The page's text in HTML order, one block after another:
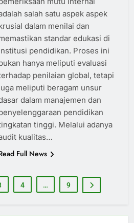
salah satu aspek aspek
dalam menilai dan
standar edukasi di
pendidikan. Proses ini
hanya meliputi evaluasi
penilaian global, tetapi
meliputi beragam unsur
dalam manajemen dan
pendidikan
tinggi. Melalui adanya
kualitas…
Full News
4 … 9